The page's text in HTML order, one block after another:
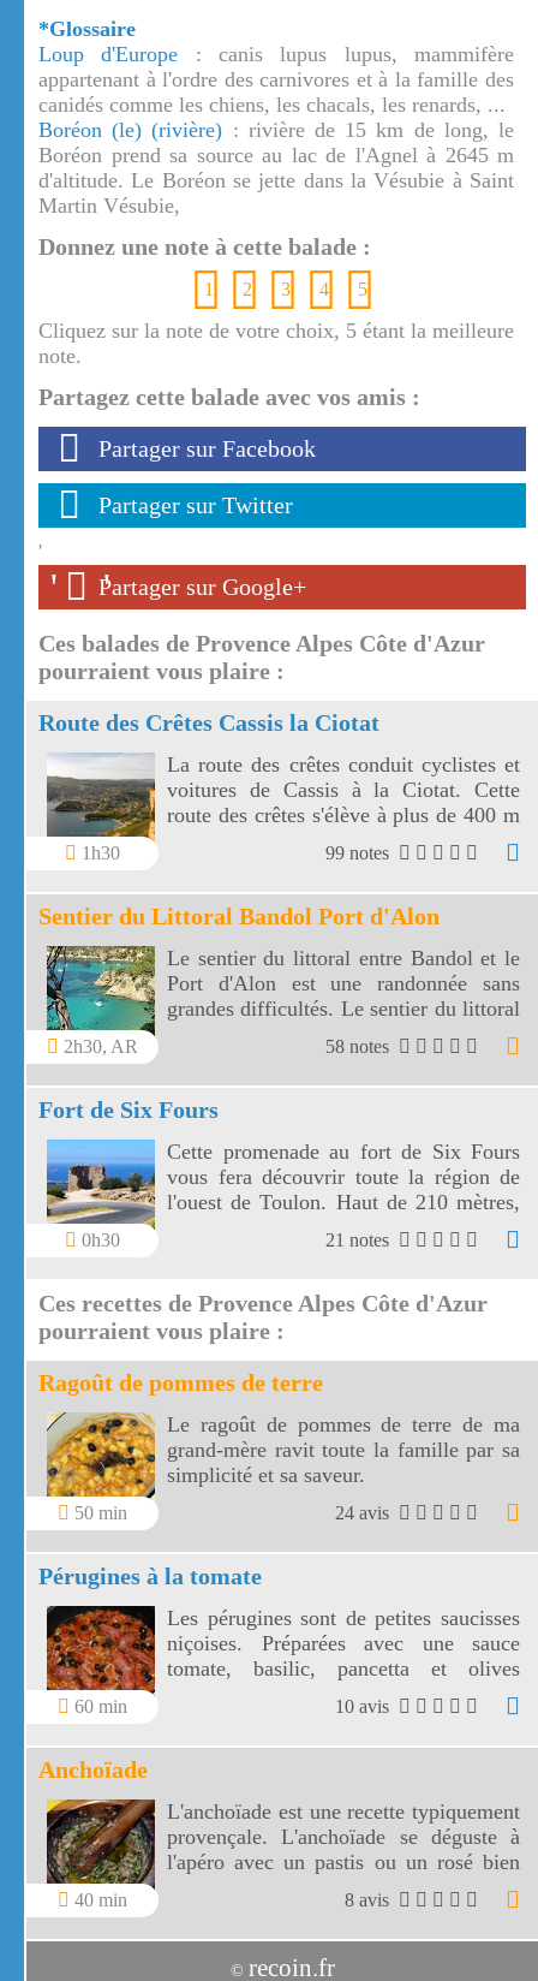
*Glossaire
Loup d'Europe : canis lupus lupus, mammifère
appartenant à l'ordre des carnivores et à la famille des
canidés comme les chiens, les chacals, les renards, ...
Boréon (le) (rivière) : rivière de 15 km de long, le
Boréon prend sa source au lac de l'Agnel à 2645 m
d'altitude. Le Boréon se jette dans la Vésubie à Saint
Martin Vésubie,
Donnez une note à cette balade :
1 2 3 4 5
Cliquez sur la note de votre choix, 5 étant la meilleure
note.
Partagez cette balade avec vos amis :
Partager sur Facebook
Partager sur Twitter
'
' '
Partager sur Google+
Ces balades de Provence Alpes Côte d'Azur
pourraient vous plaire :
Route des Crêtes Cassis la Ciotat
1h30
La route des crêtes conduit cyclistes et
voitures de Cassis à la Ciotat. Cette
route des crêtes s'élève à plus de 400 m
et surplombe la mer au travers plusieurs
99 notes
Sentier du Littoral Bandol Port d'Alon
2h30, AR
Le sentier du littoral entre Bandol et le
Port d'Alon est une randonnée sans
grandes difficultés. Le sentier du littoral
Bandol Port d'Alon offre des paysages
58 notes
Fort de Six Fours
0h30
Cette promenade au fort de Six Fours
vous fera découvrir toute la région de
l'ouest de Toulon. Haut de 210 mètres,
le fort de Six Fours vous offre un vaste
panorama vers une côte découpée, des
de Marseille.
21 notes
Ces recettes de Provence Alpes Côte d'Azur
pourraient vous plaire :
Ragoût de pommes de terre
50 min
Le ragoût de pommes de terre de ma
grand-mère ravit toute la famille par sa
simplicité et sa saveur.
24 avis
Pérugines à la tomate
60 min
Les pérugines sont de petites saucisses
niçoises. Préparées avec une sauce
tomate, basilic, pancetta et olives
niçoises, vos pérugines vont
accompagner divinement vos pâtes
fraîches!
10 avis
Anchoïade
40 min
L'anchoïade est une recette typiquement
provençale. L'anchoïade se déguste à
l'apéro avec un pastis ou un rosé bien
8 avis
© recoin.fr